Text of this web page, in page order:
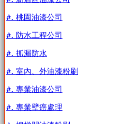
#. 桃園油漆公司
#. 防水工程公司
#. 抓漏防水
#. 室內、外油漆粉刷
#. 專業油漆公司
#. 專業壁癌處理